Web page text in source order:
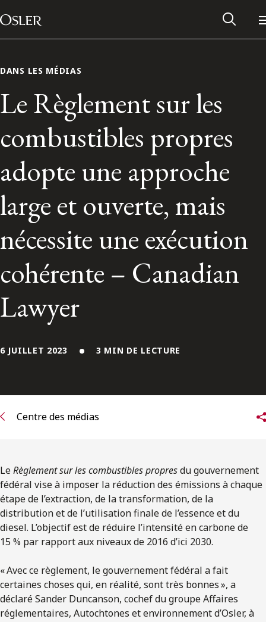
Passer au contenu
Main Navigation
Réseau des anciens d’Osler
Contactez-nous
ENGLISH
S’abonner aux articles Osler
DANS LES MÉDIAS
Le Règlement sur les
combustibles propres
adopte une approche
large et ouverte, mais
nécessite une exécution
cohérente – Canadian
Lawyer
6 JUILLET 2023 3 MIN DE LECTURE
Centre des médias
LeRèglement sur les combustibles propresdu gouvernement
fédéral vise à imposer la réduction des émissions à chaque
étape de l’extraction, de la transformation, de la
distribution et de l’utilisation finale de l’essence et du
diesel. L’objectif est de réduire l’intensité en carbone de
15 % par rapport aux niveaux de 2016 d’ici 2030.
« Avec ce règlement, le gouvernement fédéral a fait
certaines choses qui, en réalité, sont très bonnes », a
déclaré Sander Duncanson, cochef du groupe Affaires
réglementaires, Autochtones et environnement d’Osler, à